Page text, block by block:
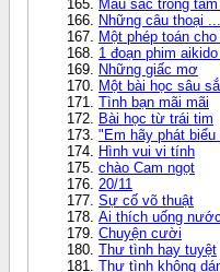
Màu sắc trong
Những câu thoại ...
Một phép toán
1 đoạn phim
Những giấc mơ
Một bài học sâu
Tình bạn mãi mãi
Bài học từ trái tim
"Em hãy phát
Hình vui vi tính
chào Cam ngọt
20/11
Sự cố võ thuật
Ai thích uống
Chuyện cười
Thư tình hay tuyệt
Thư tình không